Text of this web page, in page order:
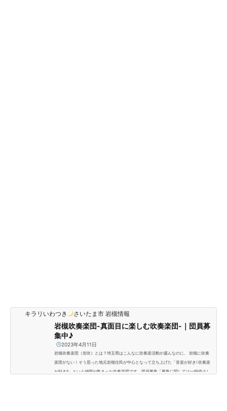
キラリいわつき さいたま市 岩槻情報
岩槻吹奏楽団-真面目に楽しむ吹奏楽団-｜団員募
集中♪
2023年4月11日
岩槻吹奏楽団（岩吹）とは？埼玉県はこんなに吹奏楽活動が盛んなのに、 岩槻に吹奏
楽団がない！そう思った地元岩槻住民が中心となって立ち上げた「音楽が好き! 吹奏楽
が好き!!」という仲間が集まった吹奏楽団です。団員募集「募集に関しては一時停止し